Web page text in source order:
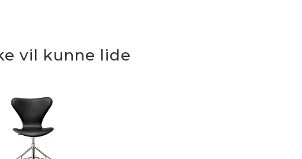
vil kunne lide